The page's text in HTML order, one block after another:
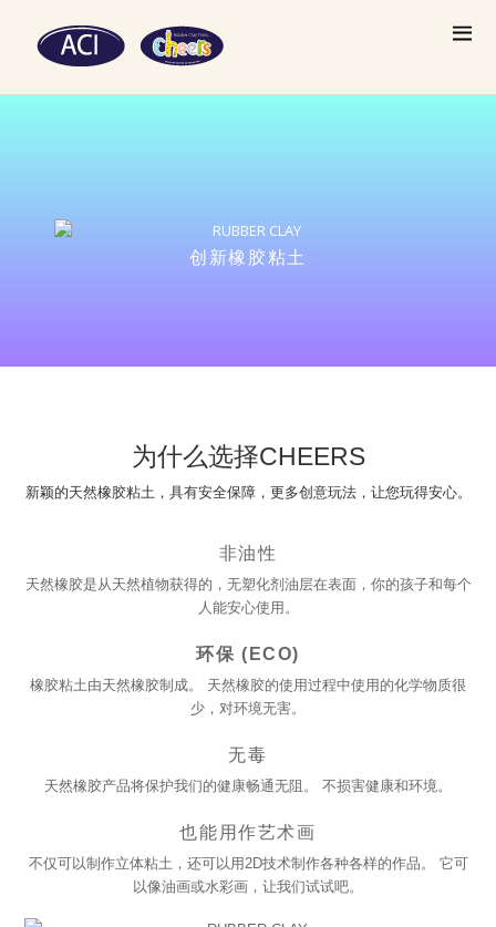
创新橡胶粘土
为什么选择CHEERS
新颖的天然橡胶粘土，具有安全保障，更多创意玩法，让您玩得安心。
非油性
天然橡胶是从天然植物获得的，无塑化剂油层在表面，你的孩子和每个
人能安心使用。
环保 (ECO)
橡胶粘土由天然橡胶制成。 天然橡胶的使用过程中使用的化学物质很
少，对环境无害。
无毒
天然橡胶产品将保护我们的健康畅通无阻。 不损害健康和环境。
也能用作艺术画
不仅可以制作立体粘土，还可以用2D技术制作各种各样的作品。 它可
以像油画或水彩画，让我们试试吧。